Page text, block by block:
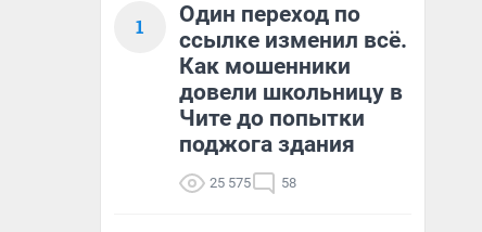
1
Один переход по
ссылке изменил всё.
Как мошенники
довели школьницу в
Чите до попытки
поджога здания
25 575 58